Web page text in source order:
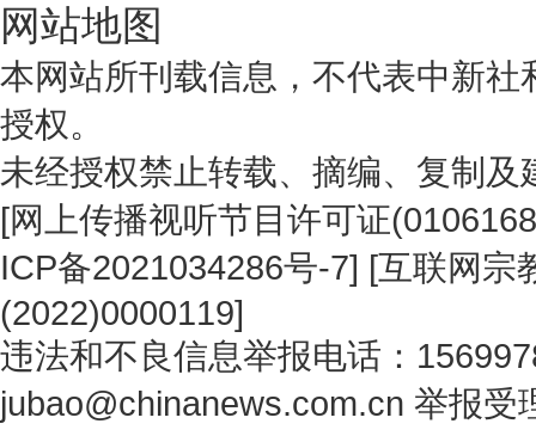
网站地图
本网站所刊载信息，不代表中新
授权。
未经授权禁止转载、摘编、复制
[网上传播视听节目许可证
ICP备2021034286号-7] [互联网宗
(2022)0000119]
违法和不良信息举报电话：
jubao@chinanews.com.cn 举报受